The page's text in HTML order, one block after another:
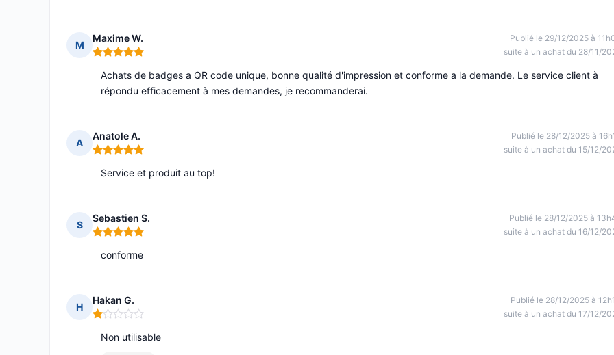
M
Maxime W.
Note : 5 sur 5
Publié le 29/12/2025 à
suite à un achat du 28/11/
Achats de badges a QR code unique, bonne qualité d'impression et conforme a la demande. Le service client à
répondu efficacement à mes demandes, je recommanderai.
A
Anatole A.
Note : 5 sur 5
Publié le 28/12/2025 à
suite à un achat du 15/12/
Service et produit au top!
S
Sebastien S.
Note : 5 sur 5
Publié le 28/12/2025 à
suite à un achat du 16/12/
conforme
H
Hakan G.
Note : 1 sur 5
Publié le 28/12/2025 à
suite à un achat du 17/12/
Non utilisable